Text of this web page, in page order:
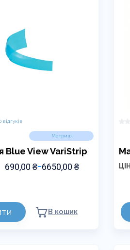
відгуків
Blue View VariStrip
Матриці
690,00 ₴–6650,00 ₴
ДІАПАЗОН
ДО
6650,00 ₴
В кошик
має